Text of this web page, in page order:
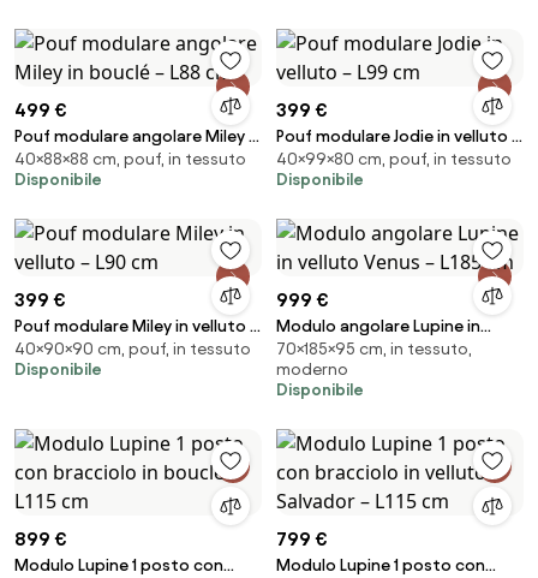
499 €
Pouf modulare angolare Miley in
bouclé – L88 cm
40×88×88 cm, pouf, in tessuto
Disponibile
399 €
Pouf modulare Jodie in velluto –
L99 cm
40×99×80 cm, pouf, in tessuto
Disponibile
399 €
Pouf modulare Miley in velluto –
L90 cm
40×90×90 cm, pouf, in tessuto
Disponibile
999 €
Modulo angolare Lupine in
velluto Venus – L185 cm
70×185×95 cm, in tessuto,
moderno
Disponibile
899 €
Modulo Lupine 1 posto con
799 €
Modulo Lupine 1 posto con